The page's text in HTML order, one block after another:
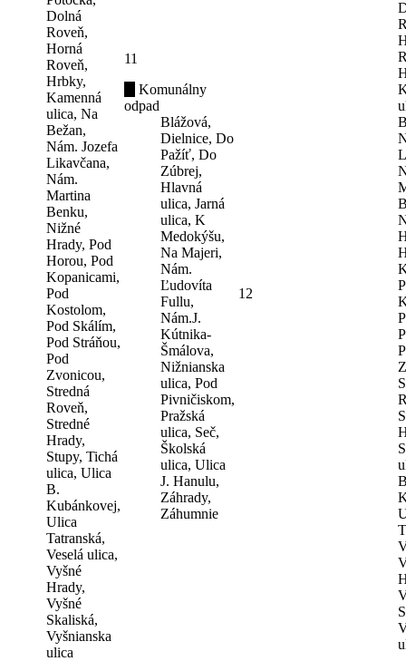
Dolná
Roveň,
Horná
Roveň,
Hrbky,
Kamenná
ulica, Na
Bežan,
Nám. Jozefa
Likavčana,
Nám.
Martina
Benku,
Nižné
Hrady, Pod
Horou, Pod
Kopanicami,
Pod
Kostolom,
Pod Skálím,
Pod Stráňou,
Pod
Zvonicou,
Stredná
Roveň,
Stredné
Hrady,
Stupy, Tichá
ulica, Ulica
B.
Kubánkovej,
Ulica
Tatranská,
Veselá ulica,
Vyšné
Hrady,
Vyšné
Skaliská,
Vyšnianska
ulica
11
Komunálny
odpad
Blážová,
Dielnice, Do
Pažíť, Do
Zúbrej,
Hlavná
ulica, Jarná
ulica, K
Medokýšu,
Na Majeri,
Nám.
Ľudovíta
Fullu,
Nám.J.
Kútnika-
Šmálova,
Nižnianska
ulica, Pod
Pivničiskom,
Pražská
ulica, Seč,
Školská
ulica, Ulica
J. Hanulu,
Záhrady,
Záhumnie
12